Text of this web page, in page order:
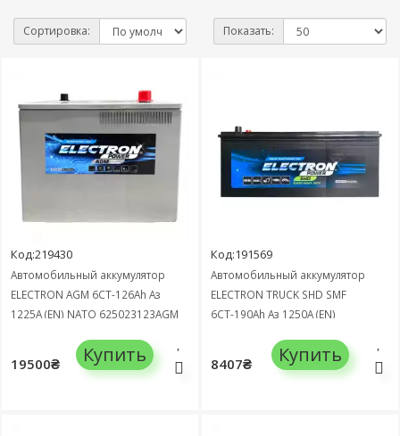
Сортировка: Показать:
Код:219430
Автомобильный аккумулятор
ELECTRON AGM 6СТ-126Ah Аз
1225А (EN) NATO 625023123AGM
19500₴ Купить
Код:191569
Автомобильный аккумулятор
ELECTRON TRUCK SHD SMF
6СТ-190Ah Аз 1250А (EN)
8407₴ Купить